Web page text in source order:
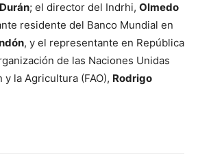
; el director del Indrhi, Olmedo
residente del Banco Mundial en
, y el representante en República
de las Naciones Unidas
la Agricultura (FAO), Rodrigo